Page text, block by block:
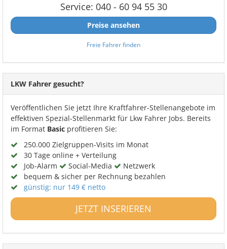
Service: 040 - 60 94 55 30
Preise ansehen
Freie Fahrer finden
LKW Fahrer gesucht?
Veröffentlichen Sie jetzt Ihre Kraftfahrer-Stellenangebote im
effektiven Spezial-Stellenmarkt für Lkw Fahrer Jobs. Bereits
im Format Basic profitieren Sie:
250.000 Zielgruppen-Visits im Monat
30 Tage online + Verteilung
Job-Alarm
Social-Media
Netzwerk
bequem & sicher per Rechnung bezahlen
günstig: nur 149 € netto
JETZT INSERIEREN